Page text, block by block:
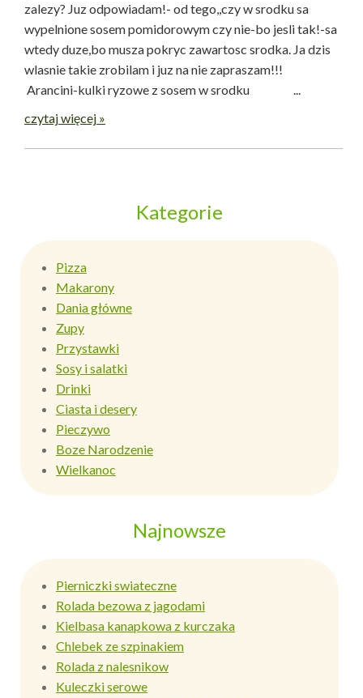
zalezy? Juz odpowiadam!- od tego,,czy w srodku sa
wypelnione sosem pomidorowym czy nie-bo jesli tak!-sa
wtedy duze,bo musza pokryc zawartosc srodka. Ja dzis
wlasnie takie zrobilam i juz na nie zapraszam!!!
Arancini-kulki ryzowe z sosem w srodku ...
czytaj więcej »
Kategorie
Pizza
Makarony
Dania główne
Zupy
Przystawki
Sosy i salatki
Drinki
Ciasta i desery
Pieczywo
Boze Narodzenie
Wielkanoc
Najnowsze
Pierniczki swiateczne
Rolada bezowa z jagodami
Kielbasa kanapkowa z kurczaka
Chlebek ze szpinakiem
Rolada z nalesnikow
Kuleczki serowe